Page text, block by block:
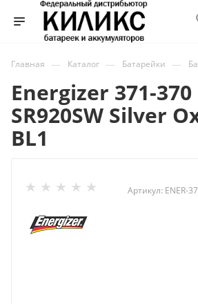
Главная — Каталог — Батарейки —
Energizer 371-370
SR920SW Silver
BL1
Артикул: ENER-